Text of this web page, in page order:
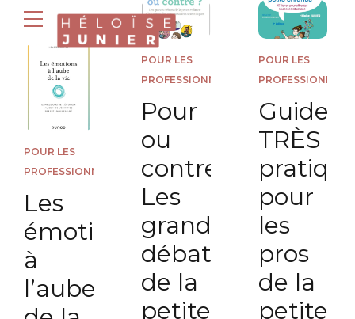
POUR LES
PROFESSIONNELS
Les
émotions
à
l’aube
POUR LES
PROFESSIONNELS
Pour
ou
contre.
Les
grands
débats
de la
petite
POUR LES
PROFESSIONNELS
Guide
TRÈS
pour
les
pros
de la
petite